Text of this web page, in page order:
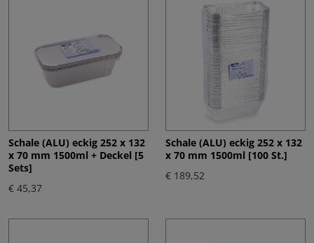
Schale (ALU) eckig 252 x 132
x 70 mm 1500ml + Deckel [5
Sets]
€ 45,37
Schale (ALU) eckig 252 x 132
x 70 mm 1500ml [100 St.]
€ 189,52